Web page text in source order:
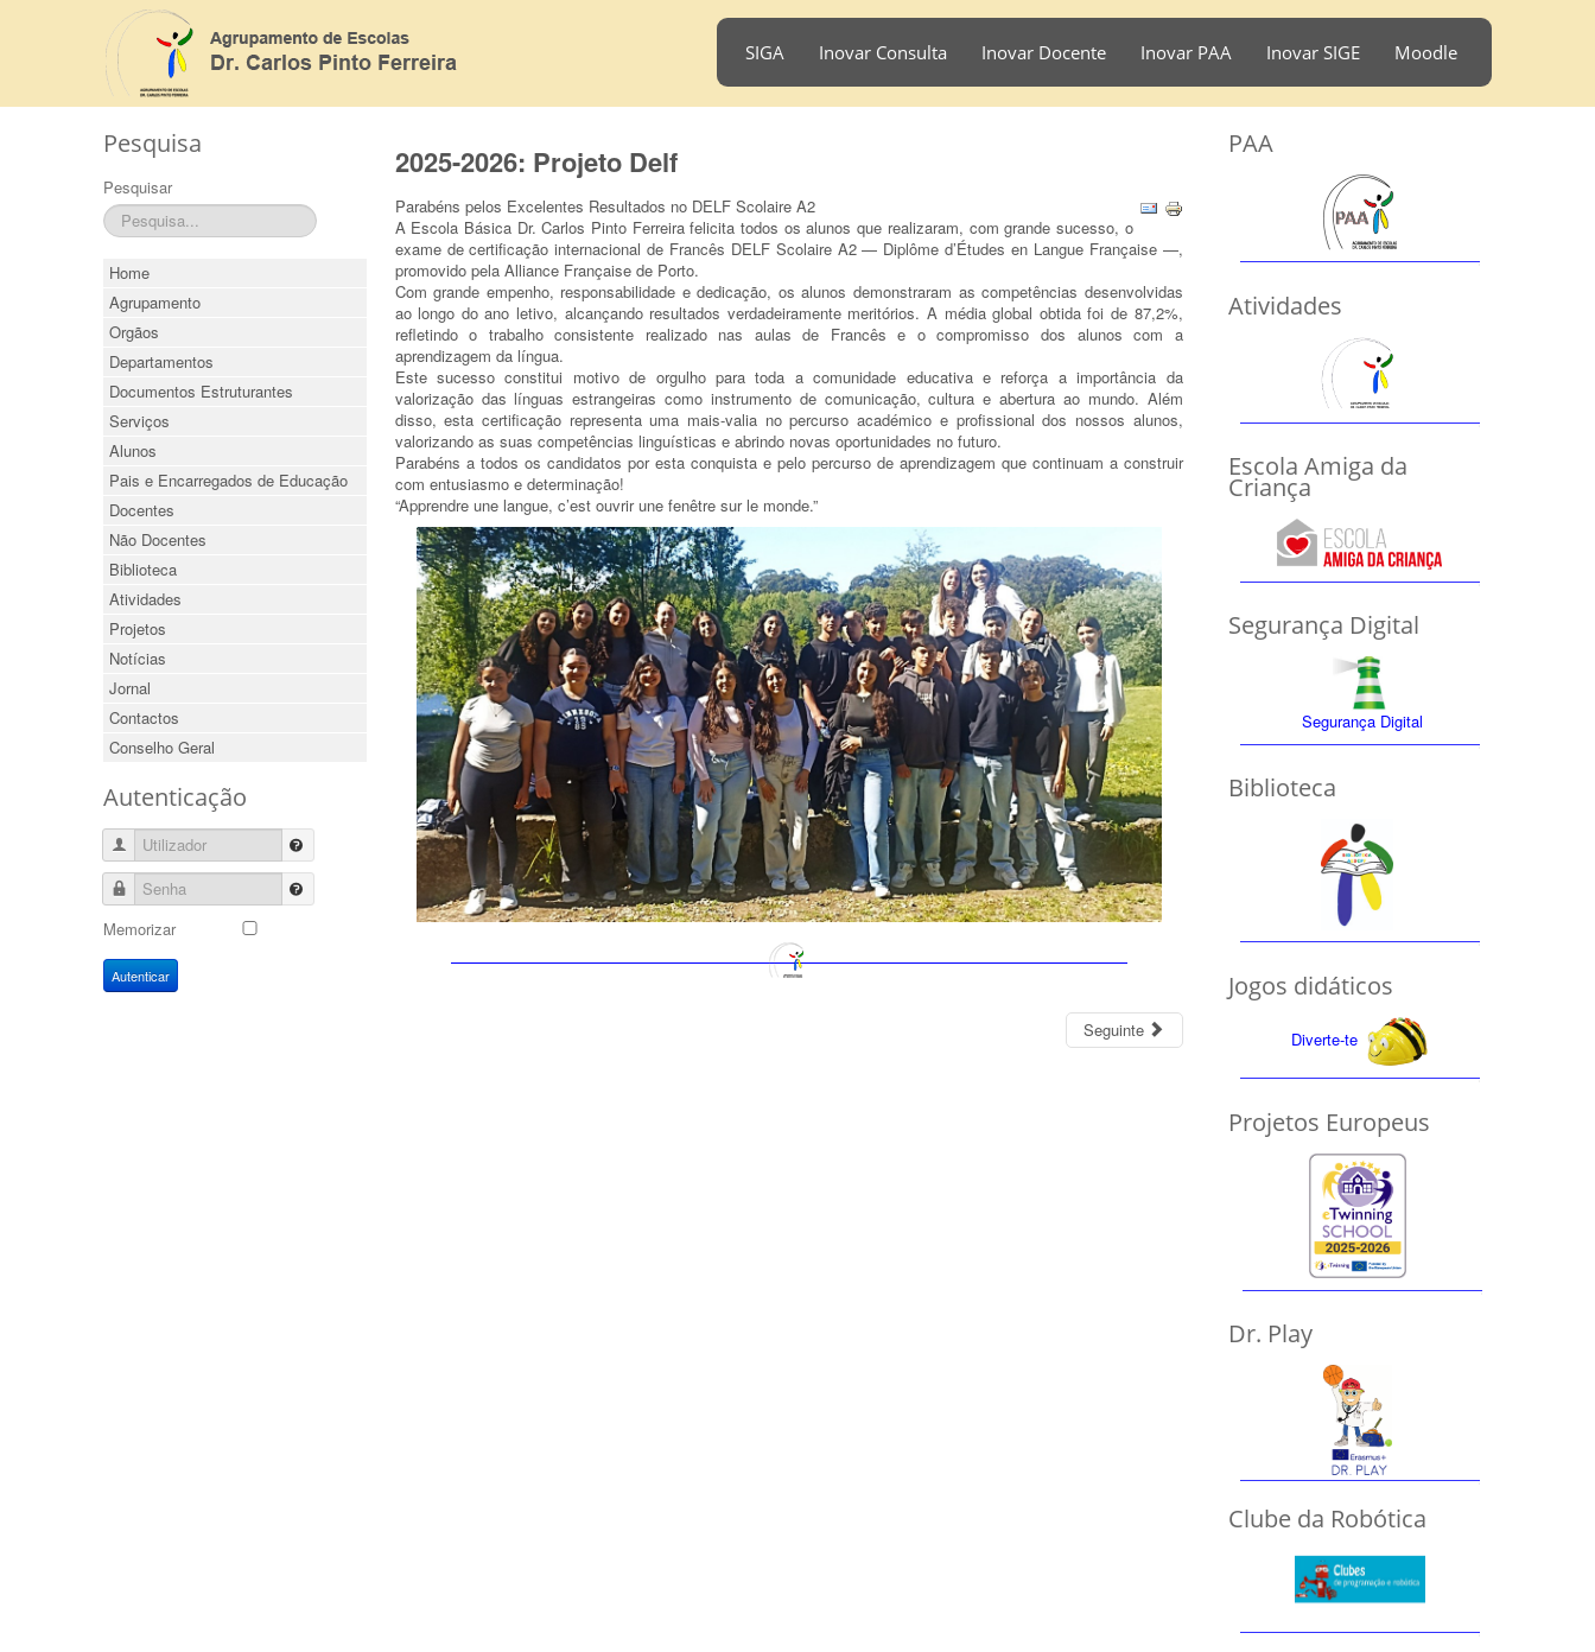
SIGA Inovar Consulta Inovar Docente Inovar PAA Inovar SIGE Moodle
Pesquisa
Pesquisar
Home
Agrupamento
Orgãos
Departamentos
Documentos Estruturantes
Serviços
Alunos
Pais e Encarregados de Educação
Docentes
Não Docentes
Biblioteca
Atividades
Projetos
Notícias
Jornal
Contactos
Conselho Geral
Autenticação
Utilizador
Senha
Memorizar
Autenticar
2025-2026: Projeto Delf
Parabéns pelos Excelentes Resultados no DELF Scolaire A2
A Escola Básica Dr. Carlos Pinto Ferreira felicita todos os alunos que realizaram, com grande sucesso, o
exame de certificação internacional de Francês DELF Scolaire A2 — Diplôme d’Études en Langue Française —,
promovido pela Alliance Française de Porto.
Com grande empenho, responsabilidade e dedicação, os alunos demonstraram as competências desenvolvidas
ao longo do ano letivo, alcançando resultados verdadeiramente meritórios. A média global obtida foi de 87,2%,
refletindo o trabalho consistente realizado nas aulas de Francês e o compromisso dos alunos com a
aprendizagem da língua.
Este sucesso constitui motivo de orgulho para toda a comunidade educativa e reforça a importância da
valorização das línguas estrangeiras como instrumento de comunicação, cultura e abertura ao mundo. Além
disso, esta certificação representa uma mais-valia no percurso académico e profissional dos nossos alunos,
valorizando as suas competências linguísticas e abrindo novas oportunidades no futuro.
Parabéns a todos os candidatos por esta conquista e pelo percurso de aprendizagem que continuam a construir
com entusiasmo e determinação!
“Apprendre une langue, c’est ouvrir une fenêtre sur le monde.”
Seguinte
PAA
Atividades
Escola Amiga da
Criança
Segurança Digital
Segurança Digital
Biblioteca
Jogos didáticos
Diverte-te
Projetos Europeus
Dr. Play
Clube da Robótica